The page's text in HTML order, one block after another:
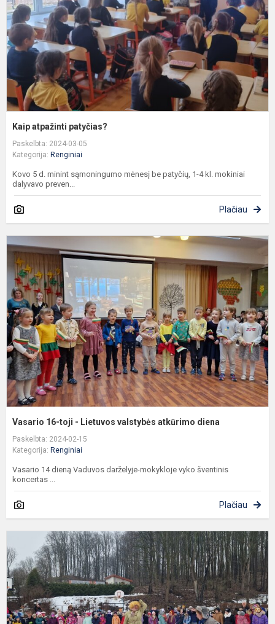
Kaip atpažinti patyčias?
Paskelbta: 2024-03-05
Kategorija: Renginiai
Kovo 5 d. minint sąmoningumo mėnesį be patyčių, 1-4 kl. mokiniai
dalyvavo preven...
Plačiau
Vasario 16-toji - Lietuvos valstybės atkūrimo diena
Paskelbta: 2024-02-15
Kategorija: Renginiai
Vasario 14 dieną Vaduvos darželyje-mokykloje vyko šventinis
koncertas ...
Plačiau